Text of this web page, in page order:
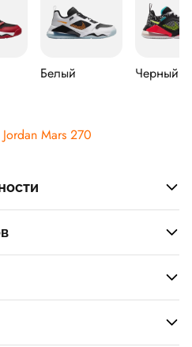
Белый Черный
Jordan Mars 270